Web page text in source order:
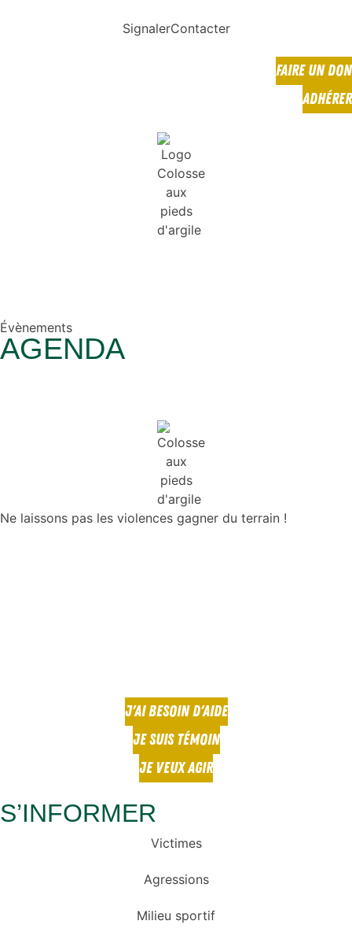
SignalerContacter
FAIRE UN DON
ADHÉRER
Évènements
AGENDA
Ne laissons pas les violences gagner du terrain !
J'AI BESOIN D'AIDE
JE SUIS TÉMOIN
JE VEUX AGIR
S’INFORMER
Victimes
Agressions
Milieu sportif